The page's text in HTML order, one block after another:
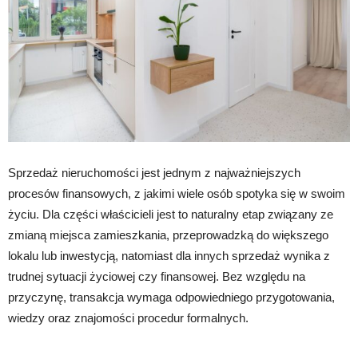
Sprzedaż nieruchomości jest jednym z najważniejszych
procesów finansowych, z jakimi wiele osób spotyka się w swoim
życiu. Dla części właścicieli jest to naturalny etap związany ze
zmianą miejsca zamieszkania, przeprowadzką do większego
lokalu lub inwestycją, natomiast dla innych sprzedaż wynika z
trudnej sytuacji życiowej czy finansowej. Bez względu na
przyczynę, transakcja wymaga odpowiedniego przygotowania,
wiedzy oraz znajomości procedur formalnych.